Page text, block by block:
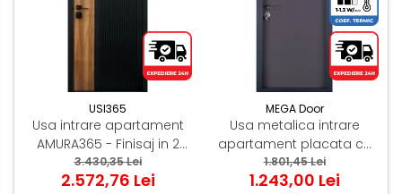
USI365
Usa intrare apartament
AMURA365 - Finisaj in 2
culori cu riflaj negru si
insertie de Cires
3.430,35 Lei
2.572,76 Lei
MEGA Door
Usa metalica intrare
apartament placata cu
MDF Gri Antracit - Mega
EKO P+ 9000
1.801,45 Lei
1.243,00 Lei